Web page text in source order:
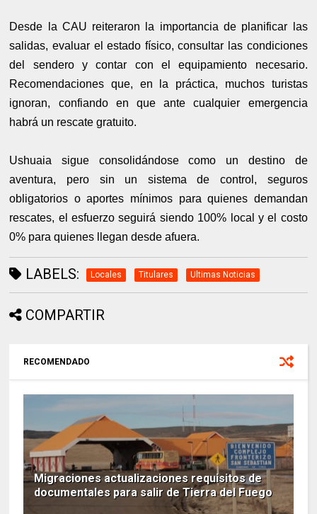
Desde la CAU reiteraron la importancia de planificar las
salidas, evaluar el estado físico, consultar las condiciones
del sendero y contar con el equipamiento necesario.
Recomendaciones que, en la práctica, muchos turistas
ignoran, confiando en que ante cualquier emergencia
habrá un rescate gratuito.
Ushuaia sigue consolidándose como un destino de
aventura, pero sin un sistema de control, seguros
obligatorios o aportes mínimos para quienes demandan
rescates, el esfuerzo seguirá siendo 100% local y el costo
0% para quienes llegan desde afuera.
LABELS: Locales Titulares Ultimas Noticias
COMPARTIR
RECOMENDADO
Migraciones actualizaciones requisitos de
documentales para salir de Tierra del Fuego